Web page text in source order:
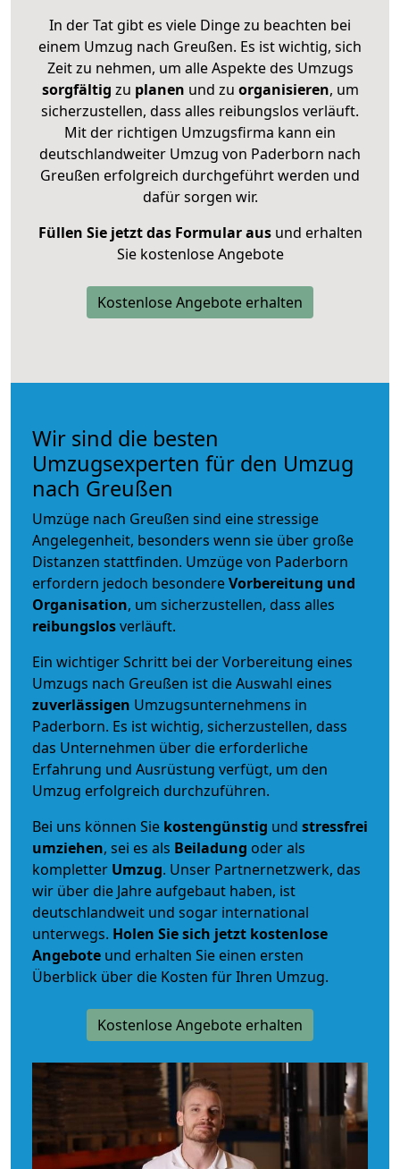
In der Tat gibt es viele Dinge zu beachten bei
einem Umzug nach Greußen. Es ist wichtig, sich
Zeit zu nehmen, um alle Aspekte des Umzugs
sorgfältig zu planen und zu organisieren, um
sicherzustellen, dass alles reibungslos verläuft.
Mit der richtigen Umzugsfirma kann ein
deutschlandweiter Umzug von Paderborn nach
Greußen erfolgreich durchgeführt werden und
dafür sorgen wir.
Füllen Sie jetzt das Formular ausund erhalten
Sie kostenlose Angebote
Kostenlose Angebote erhalten
Wir sind die besten
Umzugsexperten für den Umzug
nach Greußen
Umzüge nach Greußen sind eine stressige
Angelegenheit, besonders wenn sie über große
Distanzen stattfinden. Umzüge von Paderborn
erfordern jedoch besondereVorbereitung und
Organisation, um sicherzustellen, dass alles
reibungslosverläuft.
Ein wichtiger Schritt bei der Vorbereitung eines
Umzugs nach Greußen ist die Auswahl eines
zuverlässigen Umzugsunternehmens in
Paderborn. Es ist wichtig, sicherzustellen, dass
das Unternehmen über die erforderliche
Erfahrung und Ausrüstung verfügt, um den
Umzug erfolgreich durchzuführen.
Bei uns können Sie kostengünstig und stressfrei
umziehen, sei es als Beiladung oder als
kompletter Umzug. Unser Partnernetzwerk, das
wir über die Jahre aufgebaut haben, ist
deutschlandweit und sogar international
unterwegs. Holen Sie sich jetzt kostenlose
Angebote und erhalten Sie einen ersten
Überblick über die Kosten für Ihren Umzug.
Kostenlose Angebote erhalten